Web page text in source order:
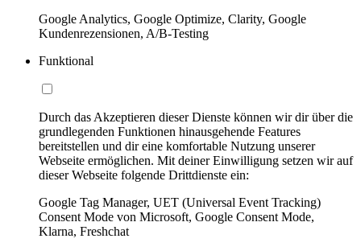
Google Analytics, Google Optimize, Clarity, Google
Kundenrezensionen, A/B-Testing
Funktional
Durch das Akzeptieren dieser Dienste können wir dir über die
grundlegenden Funktionen hinausgehende Features
bereitstellen und dir eine komfortable Nutzung unserer
Webseite ermöglichen. Mit deiner Einwilligung setzen wir auf
dieser Webseite folgende Drittdienste ein:
Google Tag Manager, UET (Universal Event Tracking)
Consent Mode von Microsoft, Google Consent Mode,
Klarna, Freshchat